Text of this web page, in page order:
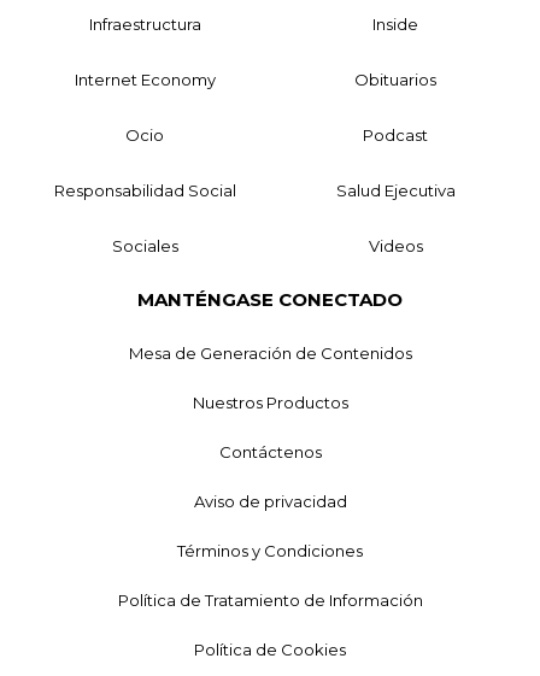
Infraestructura Inside
Internet Economy Obituarios
Ocio Podcast
Responsabilidad Social Salud Ejecutiva
Sociales Videos
MANTÉNGASE CONECTADO
Mesa de Generación de Contenidos
Nuestros Productos
Contáctenos
Aviso de privacidad
Términos y Condiciones
Política de Tratamiento de Información
Política de Cookies